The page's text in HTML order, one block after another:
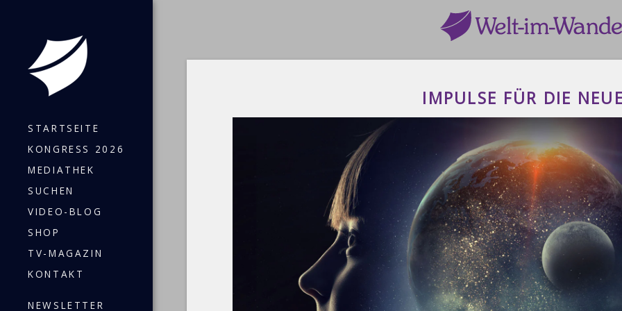
STARTSEITE
KONGRESS 2026
MEDIATHEK
SUCHEN
VIDEO-BLOG
SHOP
TV-MAGAZIN
KONTAKT
NEWSLETTER
IMPULSE FÜR DIE